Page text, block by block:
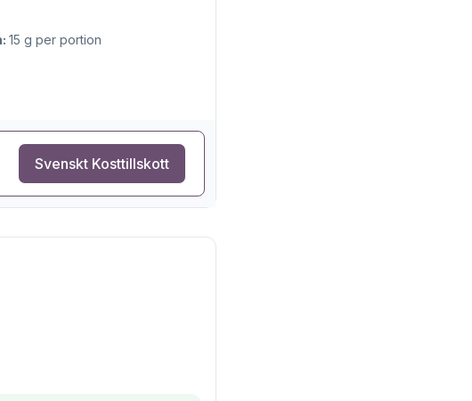
15 g per portion
Svenskt Kosttillskott